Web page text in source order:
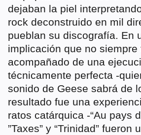
dejaban la piel
rock deconstruido en mil
pueblan su discografía. En
implicación que no siempre
acompañado de una
técnicamente perfecta -
sonido de Geese sabrá de
resultado fue una
ratos catárquica -“Au pays
”Taxes” y “Trinidad” fueron